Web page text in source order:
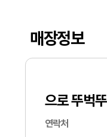
매장정보
으로 뚜벅
연락처